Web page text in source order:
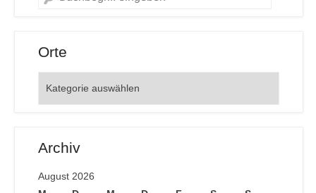
Orte
Archiv
August 2026